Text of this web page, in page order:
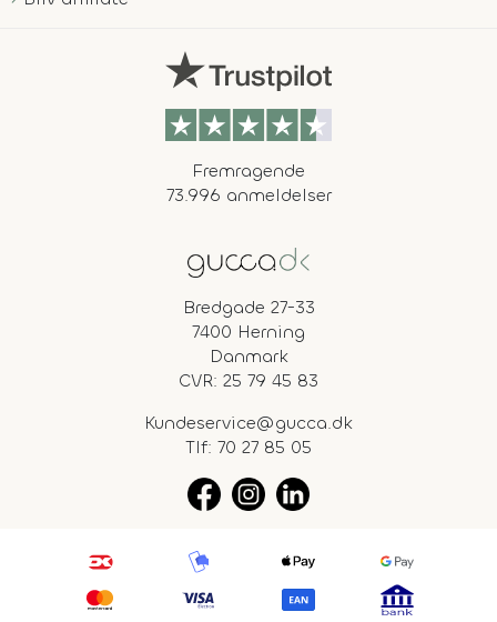
Fremragende
73.996 anmeldelser
Bredgade 27-33
7400 Herning
Danmark
CVR: 25 79 45 83
Kundeservice@gucca.dk
Tlf: 70 27 85 05